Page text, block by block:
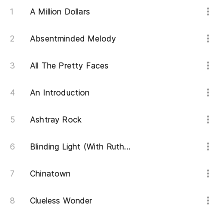
A Million Dollars
Absentminded Melody
All The Pretty Faces
An Introduction
Ashtray Rock
Blinding Light (With Ruth...
Chinatown
Clueless Wonder